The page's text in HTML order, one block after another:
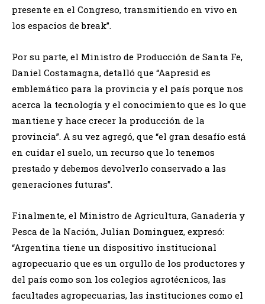
presente en el Congreso, transmitiendo en vivo en
los espacios de break”.
Por su parte, el Ministro de Producción de Santa Fe,
Daniel Costamagna, detalló que “Aapresid es
emblemático para la provincia y el país porque nos
acerca la tecnología y el conocimiento que es lo que
mantiene y hace crecer la producción de la
provincia”. A su vez agregó, que “el gran desafío está
en cuidar el suelo, un recurso que lo tenemos
prestado y debemos devolverlo conservado a las
generaciones futuras”.
Finalmente, el Ministro de Agricultura, Ganadería y
Pesca de la Nación, Julian Dominguez, expresó:
“Argentina tiene un dispositivo institucional
agropecuario que es un orgullo de los productores y
del país como son los colegios agrotécnicos, las
facultades agropecuarias, las instituciones como el